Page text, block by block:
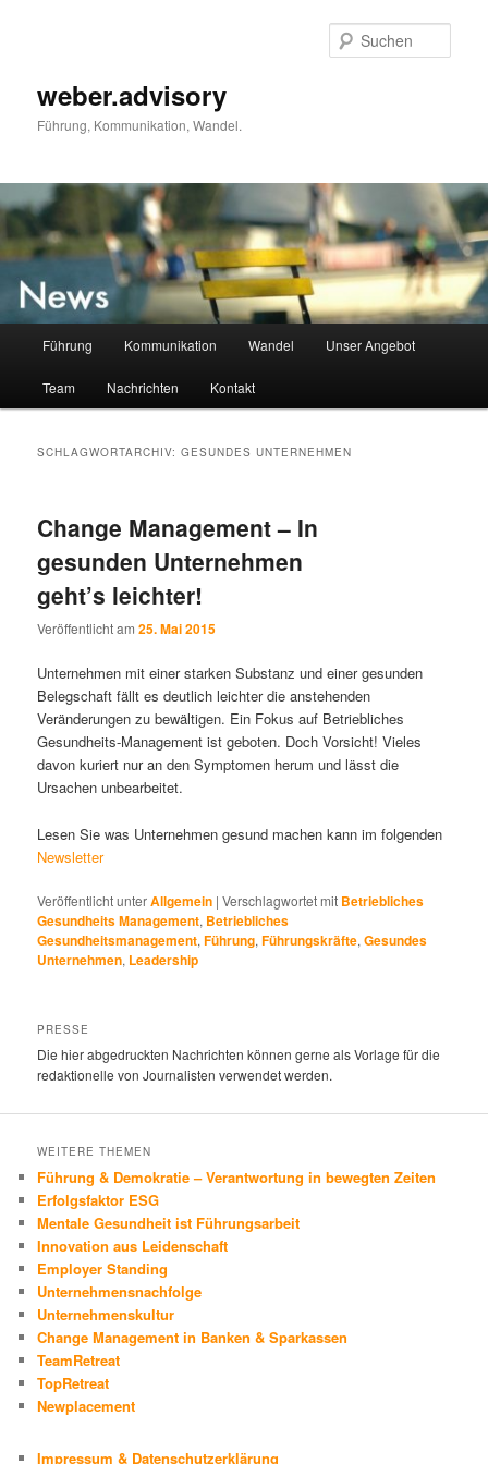
weber.advisory
Führung, Kommunikation, Wandel.
Führung Kommunikation Wandel Unser Angebot
Team Nachrichten Kontakt
SCHLAGWORTARCHIV:GESUNDES UNTERNEHMEN
Change Management – In
gesunden Unternehmen
geht’s leichter!
Veröffentlicht am25. Mai 2015
Unternehmen mit einer starken Substanz und einer gesunden
Belegschaft fällt es deutlich leichter die anstehenden
Veränderungen zu bewältigen. Ein Fokus auf Betriebliches
Gesundheits-Management ist geboten. Doch Vorsicht! Vieles
davon kuriert nur an den Symptomen herum und lässt die
Ursachen unbearbeitet.
Lesen Sie was Unternehmen gesund machen kann im folgenden
Newsletter
Veröffentlicht unterAllgemein |Verschlagwortet mit Betriebliches
Gesundheits Management, Betriebliches
Gesundheitsmanagement,Führung,Führungskräfte,Gesundes
Unternehmen, Leadership
PRESSE
Die hier abgedruckten Nachrichten können gerne als Vorlage für die
redaktionelle von Journalisten verwendet werden.
WEITERE THEMEN
Führung & Demokratie – Verantwortung in bewegten Zeiten
Erfolgsfaktor ESG
Mentale Gesundheit ist Führungsarbeit
Innovation aus Leidenschaft
Employer Standing
Unternehmensnachfolge
Unternehmenskultur
Change Management in Banken & Sparkassen
TeamRetreat
TopRetreat
Newplacement
Impressum & Datenschutzerklärung